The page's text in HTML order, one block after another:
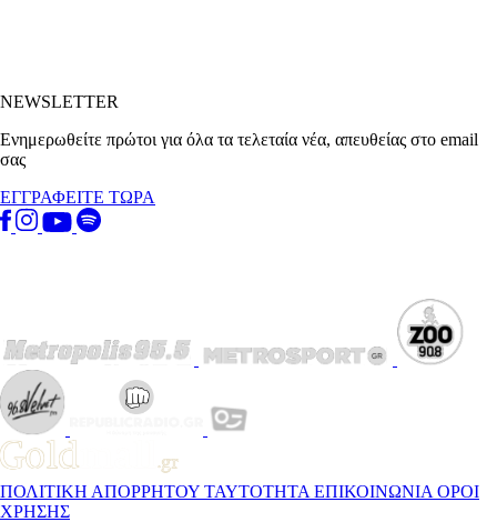
NEWSLETTER
Ενημερωθείτε πρώτοι για όλα τα τελεταία νέα, απευθείας στο email
σας
ΕΓΓΡΑΦΕΙΤΕ ΤΩΡΑ
ΠΟΛΙΤΙΚΗ ΑΠΟΡΡΗΤΟΥ ΤΑΥΤΟΤΗΤΑ ΕΠΙΚΟΙΝΩΝΙΑ ΟΡΟΙ
ΧΡΗΣΗΣ